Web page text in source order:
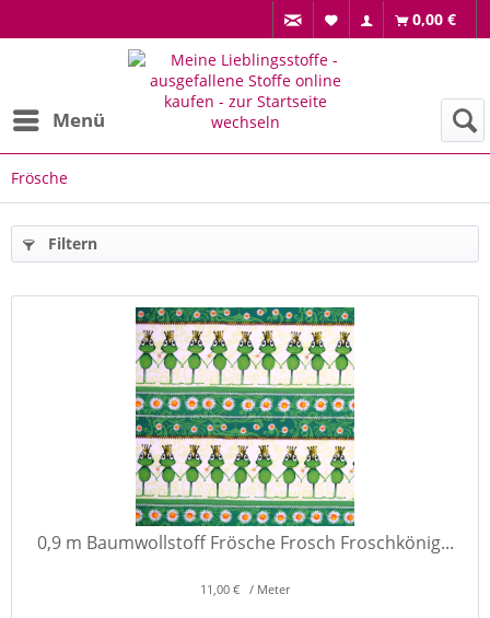
0,00 €
Menü
Frösche
Filtern
0,9 m Baumwollstoff Frösche Frosch Froschkönig...
11,00 € / Meter